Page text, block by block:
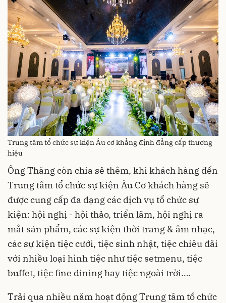
Trung tâm tổ chức sự kiện Âu cơ khẳng định đẳng cấp thương
hiệu
Ông Thăng còn chia sẻ thêm, khi khách hàng đến
Trung tâm tổ chức sự kiện Âu Cơ khách hàng sẽ
được cung cấp đa dạng các dịch vụ tổ chức sự
kiện: hội nghị - hội thảo, triển lãm, hội nghị ra
mắt sản phẩm, các sự kiện thời trang & âm nhạc,
các sự kiện tiệc cưới, tiệc sinh nhật, tiệc chiêu đãi
với nhiều loại hình tiệc như tiệc setmenu, tiệc
buffet, tiệc fine dining hay tiệc ngoài trời….
Trải qua nhiều năm hoạt động Trung tâm tổ chức